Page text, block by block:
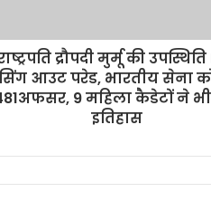
द्रौपदी मुर्मू की
आउट परेड, भारतीय सेना
9 महिला कैडेटों ने
इतिहास